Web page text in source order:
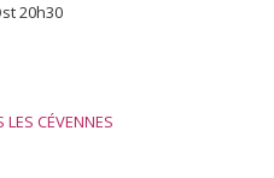
20h30
CÉVENNES